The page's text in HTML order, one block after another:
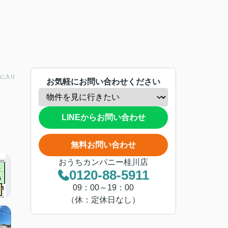
入り
お気軽にお問い合わせください
LINEからお問い合わせ
無料お問い合わせ
おうちカンパニー桂川店
0120-88-5911
09：00～19：00
（休：定休日なし）